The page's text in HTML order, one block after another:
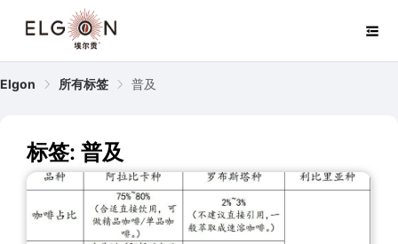
Elgon 所有标签 普及
标签: 普及